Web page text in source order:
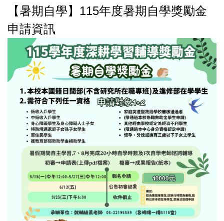
獎勵金各類文件下載
各項獎勵金介紹
申請流程及法規
課後輔導獎勵金
學業進步獎勵金
成績優異獎勵金
自學輔導獎勵金
暑期自學獎勵金
學職涯規劃輔導獎勵金
證照考取輔導獎勵金
英檢公益專班
【暑期自學】115年度暑期自學獎勵金
申請資訊